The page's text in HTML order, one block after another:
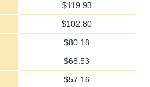
$119.93
$102.80
$80.18
$68.53
$57.16